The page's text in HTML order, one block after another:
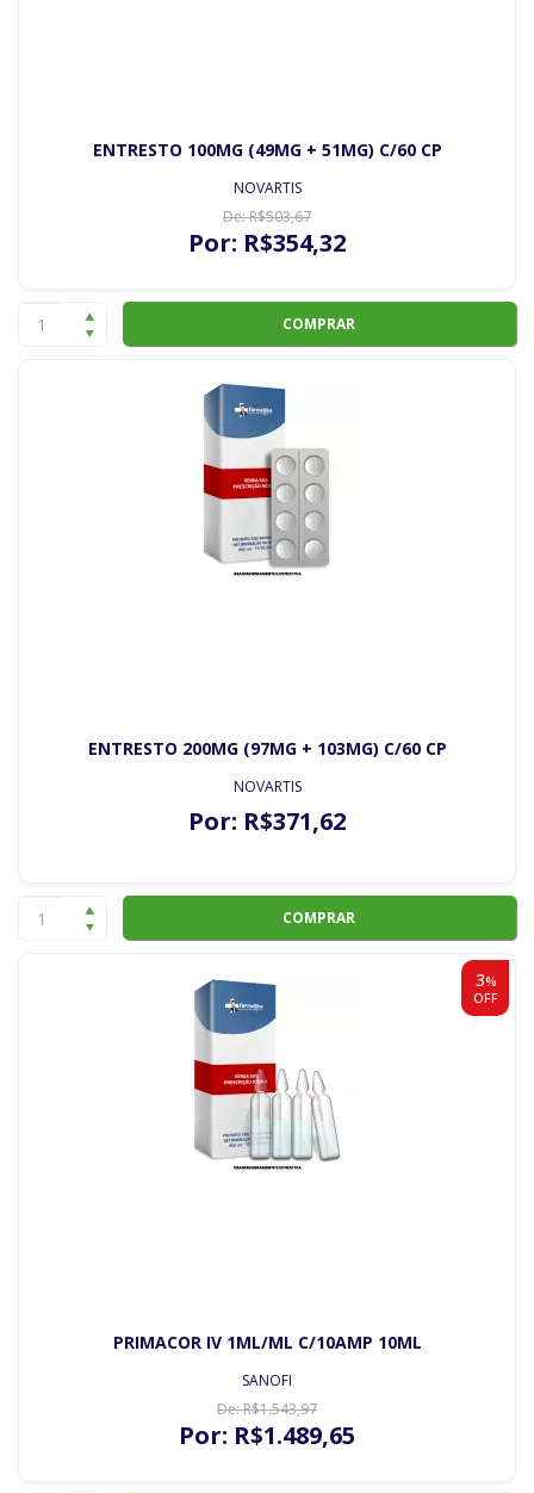
ENTRESTO 100MG (49MG + 51MG) C/60 CP
NOVARTIS
De:R$503,67
Por: R$354,32
COMPRAR
ENTRESTO 200MG (97MG + 103MG) C/60 CP
NOVARTIS
Por: R$371,62
COMPRAR
3%
OFF
PRIMACOR IV 1ML/ML C/10AMP 10ML
SANOFI
De:R$1.543,97
Por: R$1.489,65